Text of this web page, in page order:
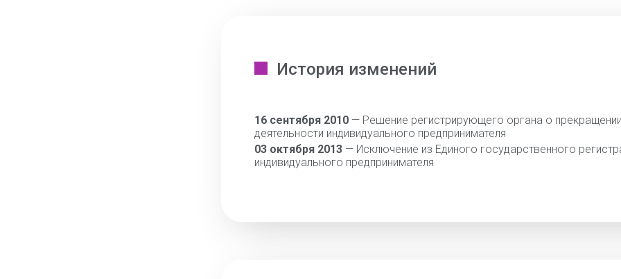
История изменений
16 сентября 2010— Решение регистрирующего органа о
деятельности индивидуального предпринимателя
03 октября 2013— Исключение из Единого государственного
индивидуального предпринимателя